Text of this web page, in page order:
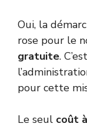
Oui, la
rose pour le
gratuite.
pour cette
Le seul coût